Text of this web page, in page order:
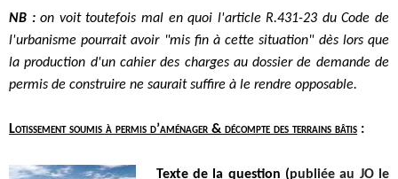
NB :on voit toutefois mal en quoi l'article R.431-23 du Code de
l'urbanisme pourrait avoir "mis fin à cette situation" dès lors que
la production d'un cahier des charges au dossier de demande de
permis de construire ne saurait suffire à le rendre opposable.
Lotissement soumis à permis d’aménager & décompte des terrains bâtis :
Texte de la question (publiée au JO le